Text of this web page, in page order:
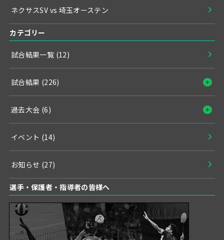
ネクサスSV vs 埼玉オーステン
カテゴリー
試合結果一覧 (12)
試合結果 (226)
過去大会 (6)
イベント (14)
お知らせ (27)
選手・保護者・指導者の皆様へ